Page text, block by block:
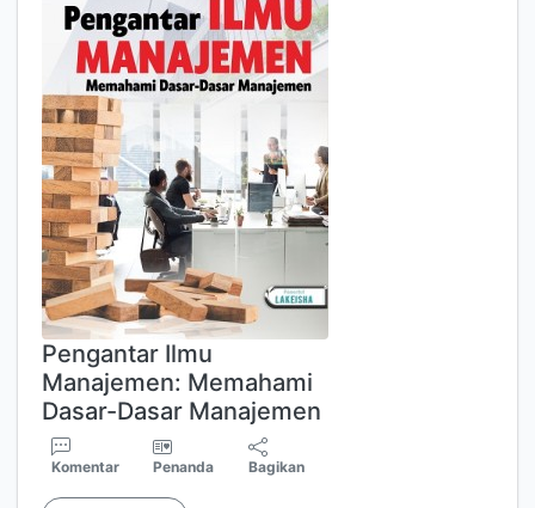
Pengantar Ilmu
Manajemen: Memahami
Dasar-Dasar Manajemen
Komentar Penanda Bagikan